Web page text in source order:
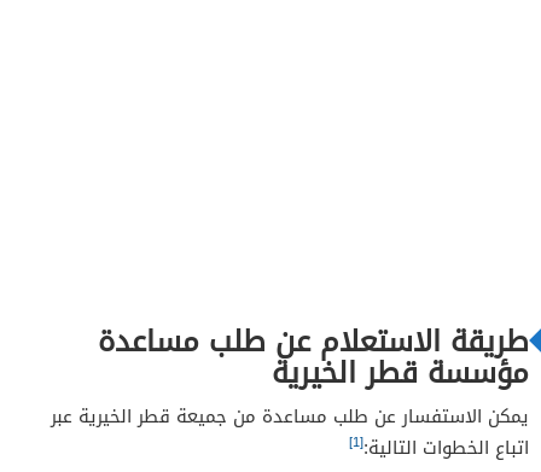
طريقة الاستعلام عن طلب مساعدة
مؤسسة قطر الخيرية
يمكن الاستفسار عن طلب مساعدة من جميعة قطر الخيرية عبر
اتباع الخطوات التالية:[1]